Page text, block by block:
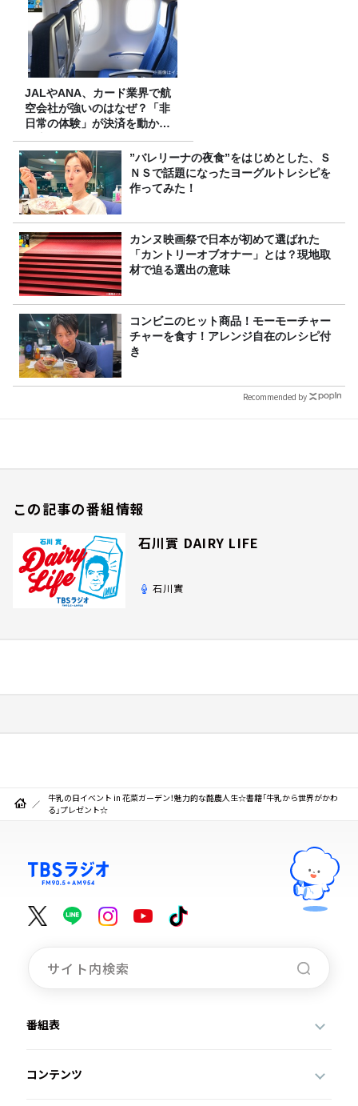
JALやANA、カード業界で航
空会社が強いのはなぜ？「非
日常の体験」が決済を動かす
理由
”バレリーナの夜食”をはじめとした、Ｓ
ＮＳで話題になったヨーグルトレシピを
作ってみた！
カンヌ映画祭で日本が初めて選ばれた
「カントリーオブオナー」とは？現地取
材で迫る選出の意味
コンビニのヒット商品！モーモーチャー
チャーを食す！アレンジ自在のレシピ付
き
Recommended by
この記事の番組情報
石川實 DAIRY LIFE
石川實
牛乳の日イベント in 花菜ガーデン！魅力的な酪農人生☆書籍「牛乳から世界がかわ
る」プレゼント☆
番組表
コンテンツ